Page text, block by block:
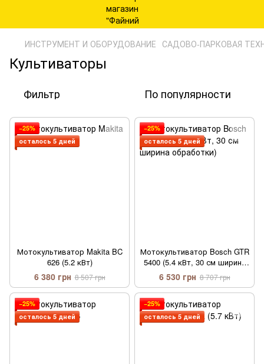
ИНСТРУМЕНТ И ОБОРУДОВАНИЕ САДОВО-ПАРКОВАЯ
Культиваторы
Фильтр По популярности
−25%
осталось 5 дней
Мотокультиватор Makita BC
626 (5.2 кВт)
6 380 грн 8 507 грн
−25%
осталось 5 дней
Мотокультиватор Bosch GTR
5400 (5.4 кВт, 30 см ширина
обработки)
6 530 грн 8 707 грн
−25%
осталось 5 дней
−25%
осталось 5 дней